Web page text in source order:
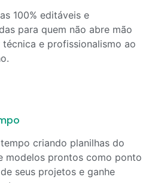
100% editáveis e
para quem não abre mão
e profissionalismo ao
criando planilhas do
modelos prontos como ponto
seus projetos e ganhe